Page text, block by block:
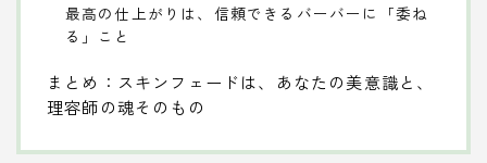
最高の仕上がりは、信頼できるバーバーに「委ね
る」こと
まとめ：スキンフェードは、あなたの美意識と、
理容師の魂そのもの